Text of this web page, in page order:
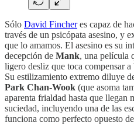
Sólo David Fincheres capaz de
través de un psicópata asesino, y
que lo amamos. El asesino es su
decepción de Mank, una película
ligero desliz que toca compensar
Su estilizamiento extremo diluye
Park Chan-Wook (que asoma
aparenta frialdad hasta que llegan
suciedad, incluyendo una de las
funciona como perfecto opuesto de